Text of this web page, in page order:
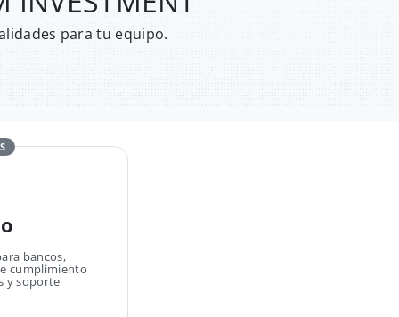
para tu equipo.
bancos,
cumplimiento
y soporte